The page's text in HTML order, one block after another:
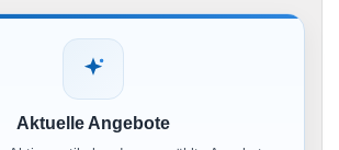
Aktuelle Angebote